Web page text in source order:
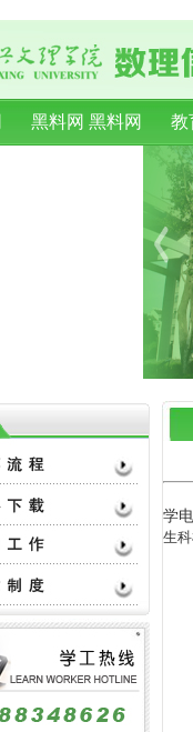
黑料网 黑料网 教
学
生